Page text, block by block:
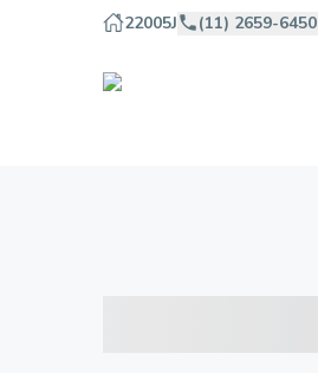
22005J (11) 2659-6450